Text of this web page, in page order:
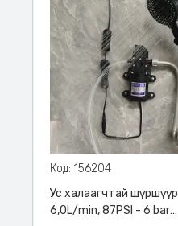
Код: 156204
Ус халаагчтай шүршүүр
6,0L/min, 87PSI - 6 bar